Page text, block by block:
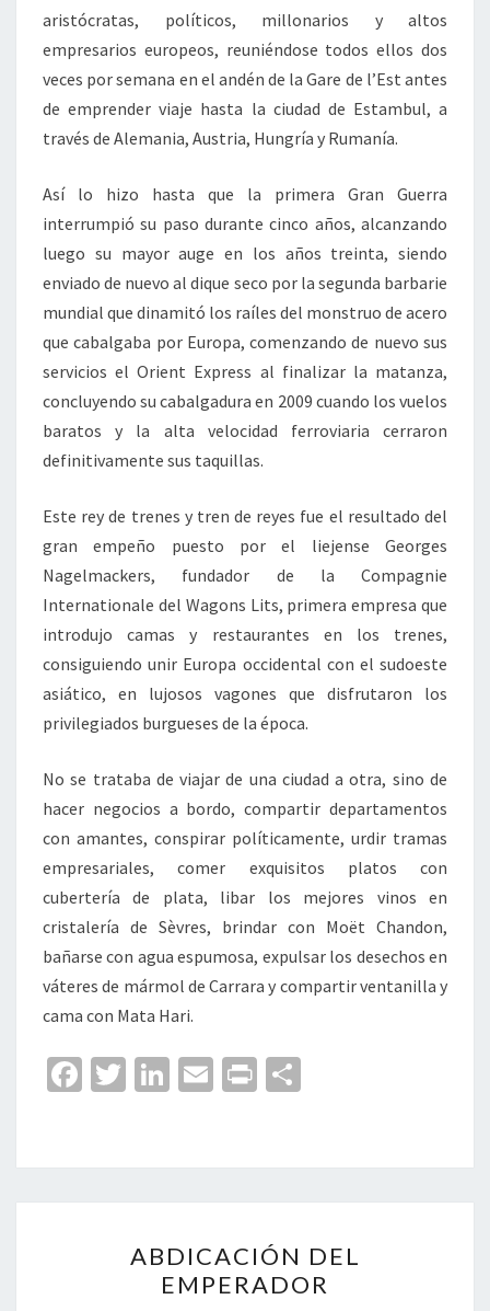
aristócratas, políticos, millonarios y altos
empresarios europeos, reuniéndose todos ellos dos
veces por semana en el andén de la Gare de l’Est antes
de emprender viaje hasta la ciudad de Estambul, a
través de Alemania, Austria, Hungría y Rumanía.
Así lo hizo hasta que la primera Gran Guerra
interrumpió su paso durante cinco años, alcanzando
luego su mayor auge en los años treinta, siendo
enviado de nuevo al dique seco por la segunda barbarie
mundial que dinamitó los raíles del monstruo de acero
que cabalgaba por Europa, comenzando de nuevo sus
servicios el Orient Express al finalizar la matanza,
concluyendo su cabalgadura en 2009 cuando los vuelos
baratos y la alta velocidad ferroviaria cerraron
definitivamente sus taquillas.
Este rey de trenes y tren de reyes fue el resultado del
gran empeño puesto por el liejense Georges
Nagelmackers, fundador de la Compagnie
Internationale del Wagons Lits, primera empresa que
introdujo camas y restaurantes en los trenes,
consiguiendo unir Europa occidental con el sudoeste
asiático, en lujosos vagones que disfrutaron los
privilegiados burgueses de la época.
No se trataba de viajar de una ciudad a otra, sino de
hacer negocios a bordo, compartir departamentos
con amantes, conspirar políticamente, urdir tramas
empresariales, comer exquisitos platos con
cubertería de plata, libar los mejores vinos en
cristalería de Sèvres, brindar con Moët Chandon,
bañarse con agua espumosa, expulsar los desechos en
váteres de mármol de Carrara y compartir ventanilla y
cama con Mata Hari.
Fa
o
o
T
er
Li
dI
n
E
l
Pr
p
ar
tir
DEL
EMPERADOR
ABDICACIÓN DEL
EMPERADOR